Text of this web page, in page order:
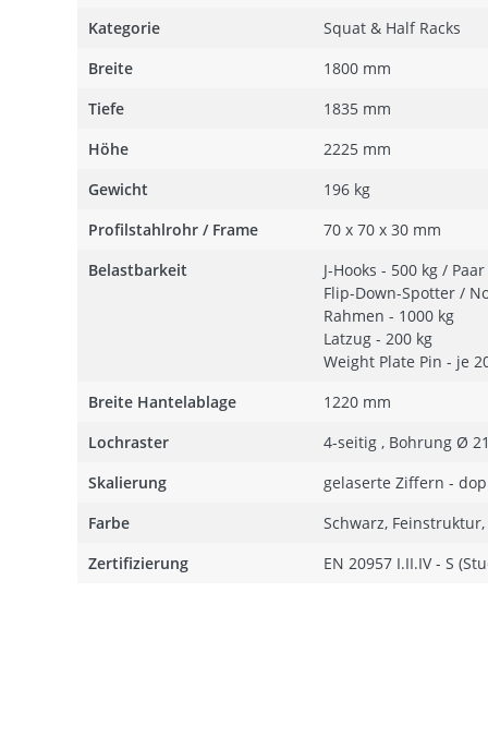
Kategorie
Squat & Half Racks
Breite
1800 mm
Tiefe
1835 mm
Höhe
2225 mm
Gewicht
196 kg
Profilstahlrohr / Frame
70 x 70 x 30 mm
Belastbarkeit
J-Hooks - 500 kg / Paar
Flip-Down-Spotter /
Rahmen - 1000 kg
Latzug - 200 kg
Weight Plate Pin - je
Breite Hantelablage
1220 mm
Lochraster
4-seitig , Bohrung Ø
Skalierung
gelaserte Ziffern -
Farbe
Schwarz,
Zertifizierung
EN 20957 I.II.IV - S